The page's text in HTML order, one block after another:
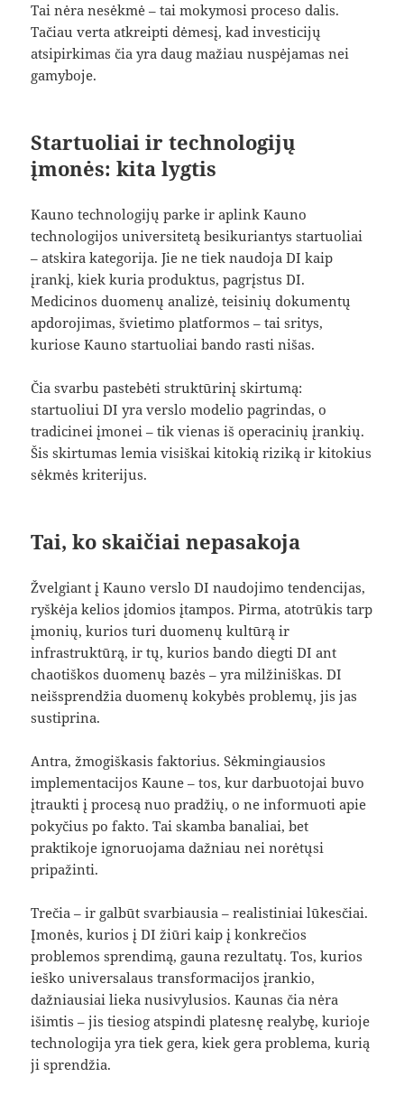
Tai nėra nesėkmė – tai mokymosi proceso dalis.
Tačiau verta atkreipti dėmesį, kad investicijų
atsipirkimas čia yra daug mažiau nuspėjamas nei
gamyboje.
Startuoliai ir technologijų
įmonės: kita lygtis
Kauno technologijų parke ir aplink Kauno
technologijos universitetą besikuriantys startuoliai
– atskira kategorija. Jie ne tiek naudoja DI kaip
įrankį, kiek kuria produktus, pagrįstus DI.
Medicinos duomenų analizė, teisinių dokumentų
apdorojimas, švietimo platformos – tai sritys,
kuriose Kauno startuoliai bando rasti nišas.
Čia svarbu pastebėti struktūrinį skirtumą:
startuoliui DI yra verslo modelio pagrindas, o
tradicinei įmonei – tik vienas iš operacinių įrankių.
Šis skirtumas lemia visiškai kitokią riziką ir kitokius
sėkmės kriterijus.
Tai, ko skaičiai nepasakoja
Žvelgiant į Kauno verslo DI naudojimo tendencijas,
ryškėja kelios įdomios įtampos. Pirma, atotrūkis tarp
įmonių, kurios turi duomenų kultūrą ir
infrastruktūrą, ir tų, kurios bando diegti DI ant
chaotiškos duomenų bazės – yra milžiniškas. DI
neišsprendžia duomenų kokybės problemų, jis jas
sustiprina.
Antra, žmogiškasis faktorius. Sėkmingiausios
implementacijos Kaune – tos, kur darbuotojai buvo
įtraukti į procesą nuo pradžių, o ne informuoti apie
pokyčius po fakto. Tai skamba banaliai, bet
praktikoje ignoruojama dažniau nei norėtųsi
pripažinti.
Trečia – ir galbūt svarbiausia – realistiniai lūkesčiai.
Įmonės, kurios į DI žiūri kaip į konkrečios
problemos sprendimą, gauna rezultatų. Tos, kurios
ieško universalaus transformacijos įrankio,
dažniausiai lieka nusivylusios. Kaunas čia nėra
išimtis – jis tiesiog atspindi platesnę realybę, kurioje
technologija yra tiek gera, kiek gera problema, kurią
ji sprendžia.